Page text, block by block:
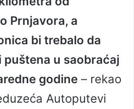
Prnjavora, a
bi trebalo da
puštena u saobraćaj
godine – rekao
Autoputevi